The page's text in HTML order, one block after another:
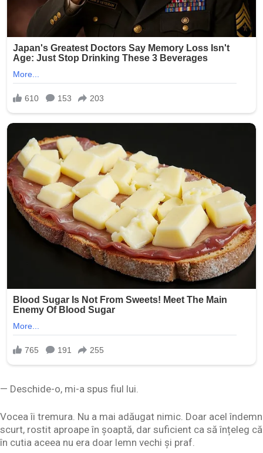
— Deschide-o, mi-a spus fiul lui.
Vocea îi tremura. Nu a mai adăugat nimic. Doar acel îndemn
scurt, rostit aproape în șoaptă, dar suficient ca să înțeleg că
în cutia aceea nu era doar lemn vechi și praf.